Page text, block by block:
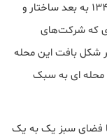
بودند که همگی دین مسیحی داشتند. از سال ۱۳۴۰ به بعد ساختار و
ای که شرکت‌های
شکل بافت این محله
محله ای به سبک
فضای سبز یک به یک